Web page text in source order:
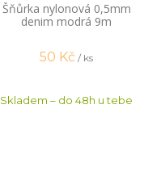
Šňůrka nylonová 0,5mm
denim modrá 9m
50 Kč / ks
Skladem – do 48h u tebe